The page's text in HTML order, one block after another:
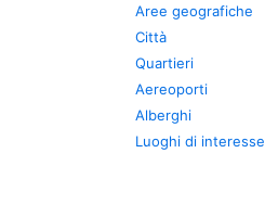
Aree geografiche
Città
Quartieri
Aereoporti
Alberghi
Luoghi di interesse